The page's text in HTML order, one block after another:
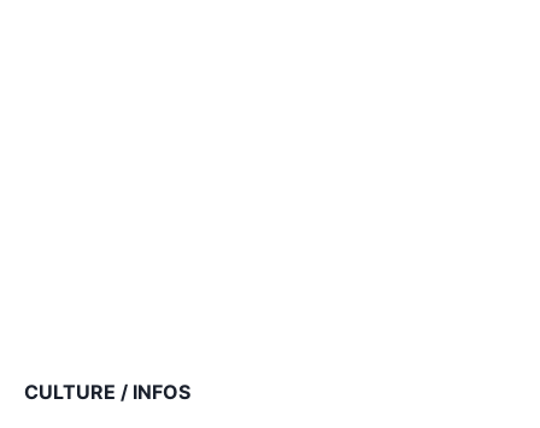
CULTURE / INFOS